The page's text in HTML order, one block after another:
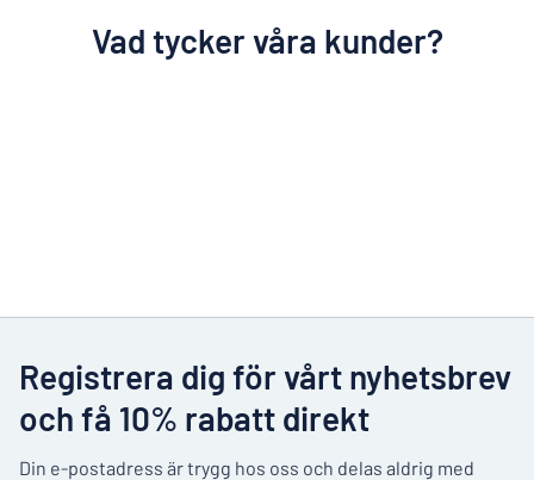
Vad tycker våra kunder?
Registrera dig för vårt nyhetsbrev
och få 10% rabatt direkt
Din e-postadress är trygg hos oss och delas aldrig med